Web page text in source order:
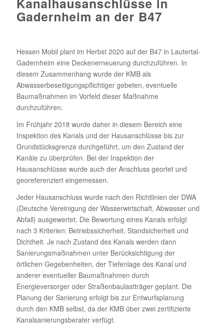
Gadernheim an der B47
Hessen Mobil plant im Herbst 2020 auf der B47 in Lautertal-
Gadernheim eine Deckenerneuerung durchzuführen. In
diesem Zusammenhang wurde der KMB als
Abwasserbeseitigungspflichtiger gebeten, eventuelle
Baumaßnahmen im Vorfeld dieser Maßnahme
durchzuführen.
Im Frühjahr 2018 wurde daher in diesem Bereich eine
Inspektion des Kanals und der Hausanschlüsse bis zur
Grundstücksgrenze durchgeführt, um den Zustand der
Kanäle zu überprüfen. Bei der Inspektion der
Hausanschlüsse wurde auch der Anschluss geortet und
georeferenziert eingemessen.
Jeder Hausanschluss wurde nach den Richtlinien der DWA
(Deutsche Vereinigung der Wasserwirtschaft, Abwasser und
Abfall) ausgewertet. Die Bewertung eines Kanals erfolgt
nach 3 Kriterien: Betriebssicherheit, Standsicherheit und
Dichtheit. Je nach Zustand des Kanals werden dann
Sanierungsmaßnahmen unter Berücksichtigung der
örtlichen Gegebenheiten, der Tiefenlage des Kanal und
anderer eventueller Baumaßnahmen durch
Energieversorger oder Straßenbaulastträger geplant. Die
Planung der Sanierung erfolgt bis zur Entwurfsplanung
durch den KMB selbst, da der KMB über zwei zertifizierte
Kanalsanierungsberater verfügt.